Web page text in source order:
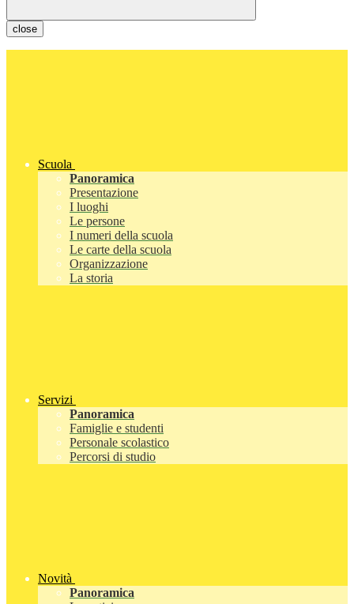
close
Scuola
Panoramica
Presentazione
I luoghi
Le persone
I numeri della scuola
Le carte della scuola
Organizzazione
La storia
Servizi
Panoramica
Famiglie e studenti
Personale scolastico
Percorsi di studio
Novità
Panoramica